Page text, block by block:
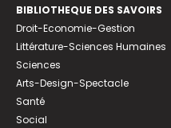
BIBLIOTHEQUE DES SAVOIRS
Droit-Economie-Gestion
Littérature-Sciences Humaines
Sciences
Arts-Design-Spectacle
Santé
Social